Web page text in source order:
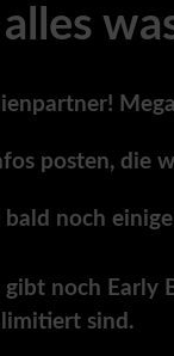
posten, die
noch
noch Early
sind.